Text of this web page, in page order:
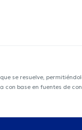
se resuelve,
base en fuentes de